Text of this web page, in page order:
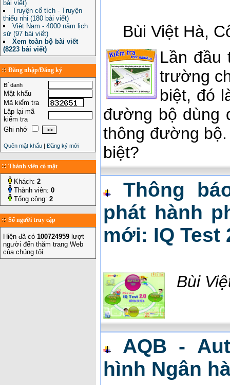
bài viết)
Truyện cổ tích - Truyện
thiếu nhi (180 bài viết)
Việt Nam - 4000 năm lịch
sử (97 bài viết)
Xem toàn bộ bài viết
(8223 bài viết)
Đăng nhập/Đăng ký
Bí danh
Mật khẩu
Mã kiểm tra
Lặp lại mã
kiểm tra
Ghi nhớ
Quên mật khẩu | Đăng ký mới
Thành viên có mặt
Khách: 2
Thành viên: 0
Tổng cộng: 2
Số người truy cập
Hiện đã có 100724959 lượt
người đến thăm trang Web
của chúng tôi.
Bùi Việt Hà,
Lần đầu
trường
biệt, đó
đường bộ dùng
thông đường
biệt?
Thông
phát hành
mới: IQ Test
Bùi
AQB -
hình Ngân